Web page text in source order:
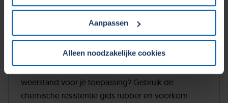
en geeft u toestemming voor de bijbehorende verwerking
van uw persoonsgegevens. Zie voor meer informatie
allen tijde uw toestemming wijzigen of intrekken in het
Cookiebeleid op onze website.
Aanpassen
Alleen noodzakelijke cookies
Chemische resistentie gids rubber
Hoe kies je het materiaal met de beste chemische
weerstand voor je toepassing? Gebruik de
chemische resistentie gids rubber en voorkom